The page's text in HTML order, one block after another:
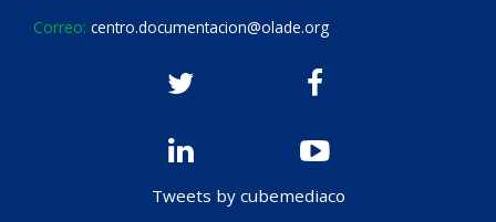
Correo: centro.documentacion@olade.org
Tweets by cubemediaco